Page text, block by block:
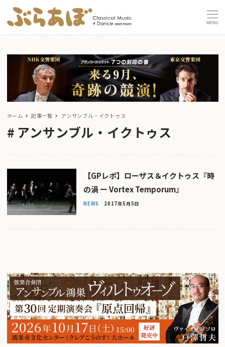
MENU
ホーム 記事一覧 アンサンブル・イクトゥス
アンサンブル・イクトゥス
【GPレポ】ローザス＆イクトゥス『時
の渦 ー Vortex Temporum』
NEWS 2017年5月5日